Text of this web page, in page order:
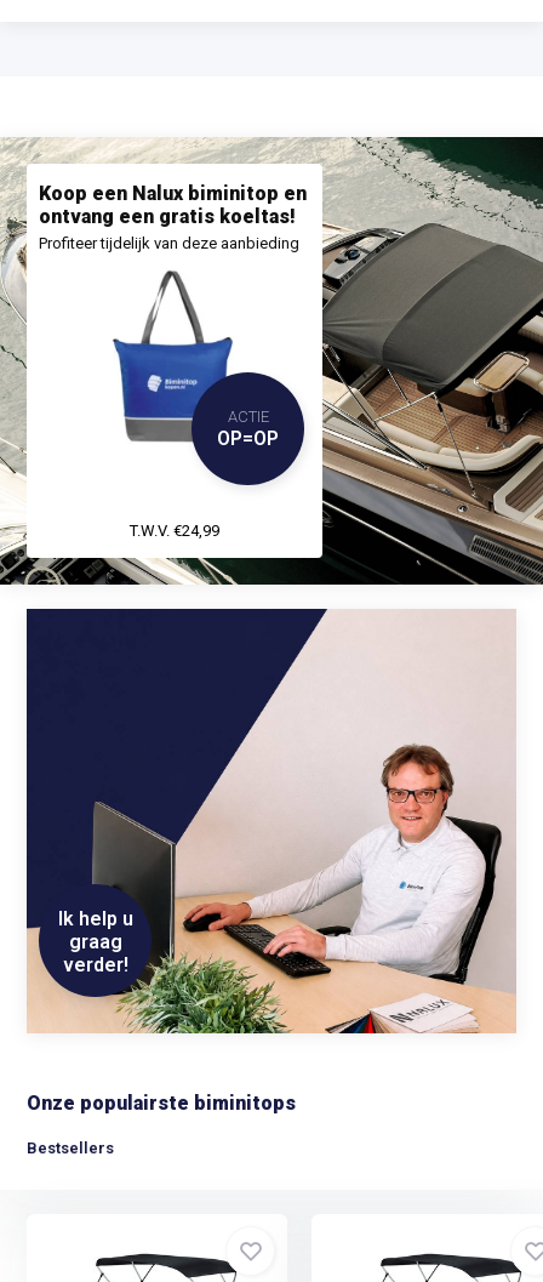
Koop een Nalux biminitop en
ontvang een gratis koeltas!
Profiteer tijdelijk van deze aanbieding
ACTIE
OP=OP
T.W.V. €24,99
Ik help u
graag
verder!
Onze populairste biminitops
Bestsellers